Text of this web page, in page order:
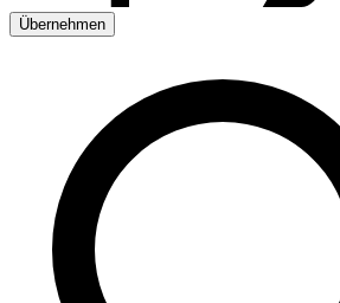
Übernehmen